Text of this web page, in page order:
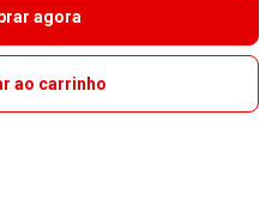
agora
ao carrinho